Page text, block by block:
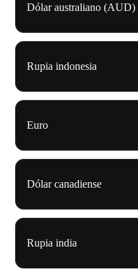
Dólar australiano (AUD)
Rupia indonesia
Euro
Dólar canadiense
Rupia india